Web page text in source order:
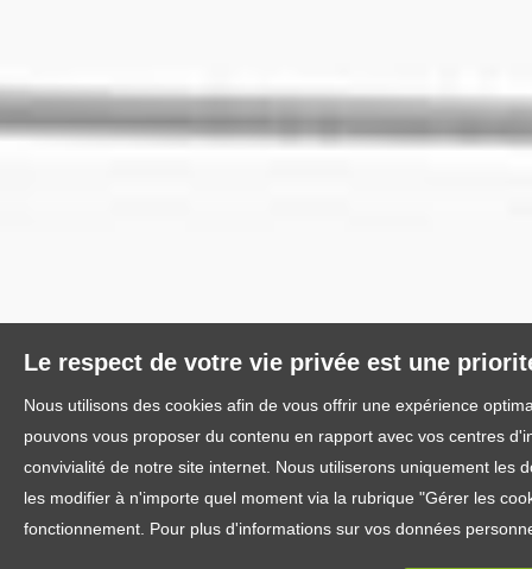
Le respect de votre vie privée est une
Nous utilisons des cookies afin de vous offrir une expérience
pouvons vous proposer du contenu en rapport avec vos centres
convivialité de notre site internet. Nous utiliserons uniquement les
les modifier à n'importe quel moment via la rubrique "Gérer les
fonctionnement. Pour plus d'informations sur vos données